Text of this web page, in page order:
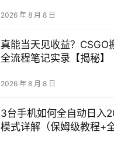
2026 年 8 月 8 日
真能当天见收益？CSGO
全流程笔记实录【揭秘】
2026 年 8 月 8 日
3台手机如何全自动日入
模式详解（保姆级教程+